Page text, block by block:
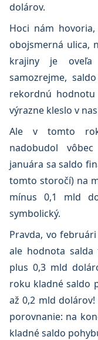
dolárov.
Hoci nám
obojsmerná ulica,
krajiny je
samozrejme,
rekordnú
výrazne kleslo v
Ale v tomto
nadobudol
januára sa saldo
tomto storočí) na
mínus 0,1 mld
symbolický.
Pravda, vo
ale hodnota salda
plus 0,3 mld
roku kladné saldo
až 0,2 mld
porovnanie: na
kladné saldo